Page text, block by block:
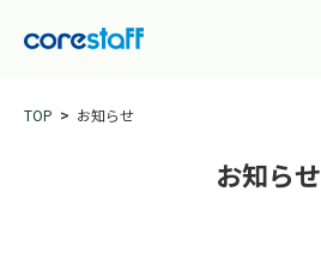
TOP お知らせ
お知らせ